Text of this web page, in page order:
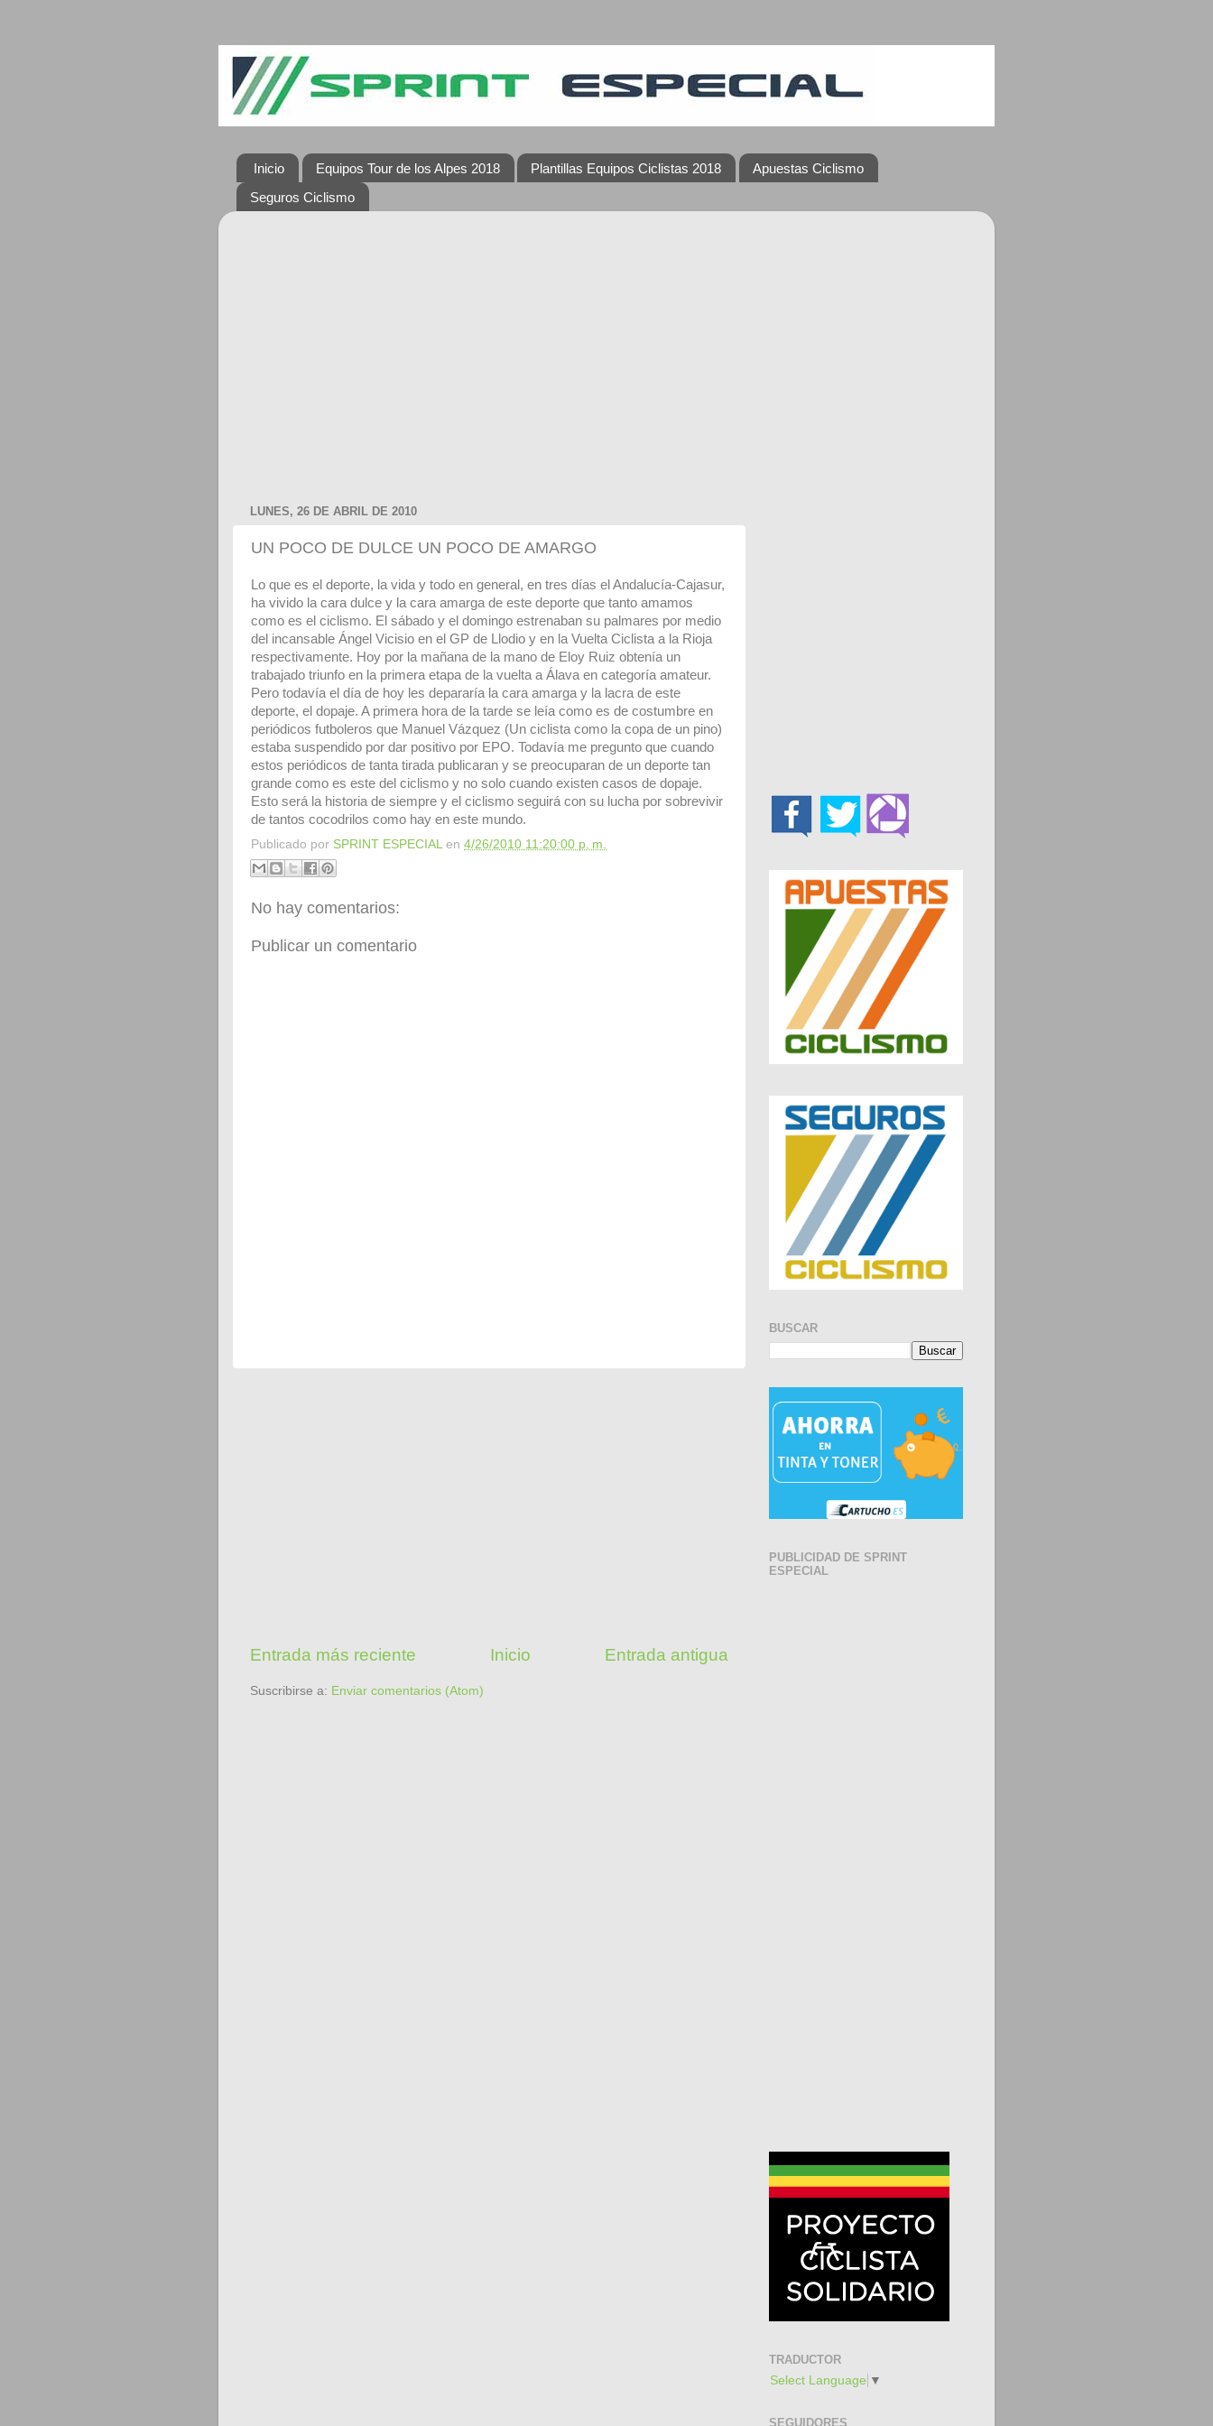
Inicio Equipos Tour de los Alpes 2018 Plantillas Equipos Ciclistas 2018
Apuestas Ciclismo
Seguros Ciclismo
LUNES, 26 DE ABRIL DE 2010
UN POCO DE DULCE UN POCO DE AMARGO
Lo que es el deporte, la vida y todo en general, en tres días el Andalucía-Cajasur,
ha vivido la cara dulce y la cara amarga de este deporte que tanto amamos
como es el ciclismo. El sábado y el domingo estrenaban su palmares por medio
del incansable Ángel Vicisio en el GP de Llodio y en la Vuelta Ciclista a la Rioja
respectivamente. Hoy por la mañana de la mano de Eloy Ruiz obtenía un
trabajado triunfo en la primera etapa de la vuelta a Álava en categoría amateur.
Pero todavía el día de hoy les depararía la cara amarga y la lacra de este
deporte, el dopaje. A primera hora de la tarde se leía como es de costumbre en
periódicos futboleros que Manuel Vázquez (Un ciclista como la copa de un pino)
estaba suspendido por dar positivo por EPO. Todavía me pregunto que cuando
estos periódicos de tanta tirada publicaran y se preocuparan de un deporte tan
grande como es este del ciclismo y no solo cuando existen casos de dopaje.
Esto será la historia de siempre y el ciclismo seguirá con su lucha por sobrevivir
de tantos cocodrilos como hay en este mundo.
Publicado por SPRINT ESPECIAL en 4/26/2010 11:20:00 p. m.
No hay comentarios:
Publicar un comentario
Entrada más reciente Entrada antigua
Inicio
Suscribirse a: Enviar comentarios (Atom)
BUSCAR
PUBLICIDAD DE SPRINT
ESPECIAL
TRADUCTOR
Select Language ▼
SEGUIDORES